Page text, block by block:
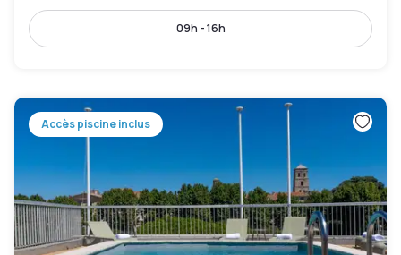
09h - 16h
Accès piscine inclus